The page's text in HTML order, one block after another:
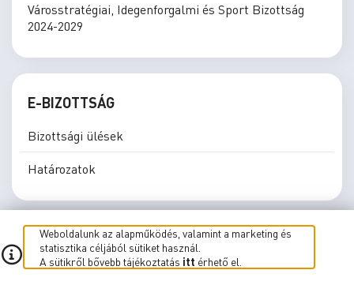
Városstratégiai, Idegenforgalmi és Sport Bizottság
2024-2029
E-BIZOTTSÁG
Bizottsági ülések
Határozatok
E-közgyűlés E-Bizottság Élő közvetítés
Weboldalunk az alapműködés, valamint a marketing és
statisztika céljából sütiket használ.
A sütikről bővebb tájékoztatás itt érhető el.